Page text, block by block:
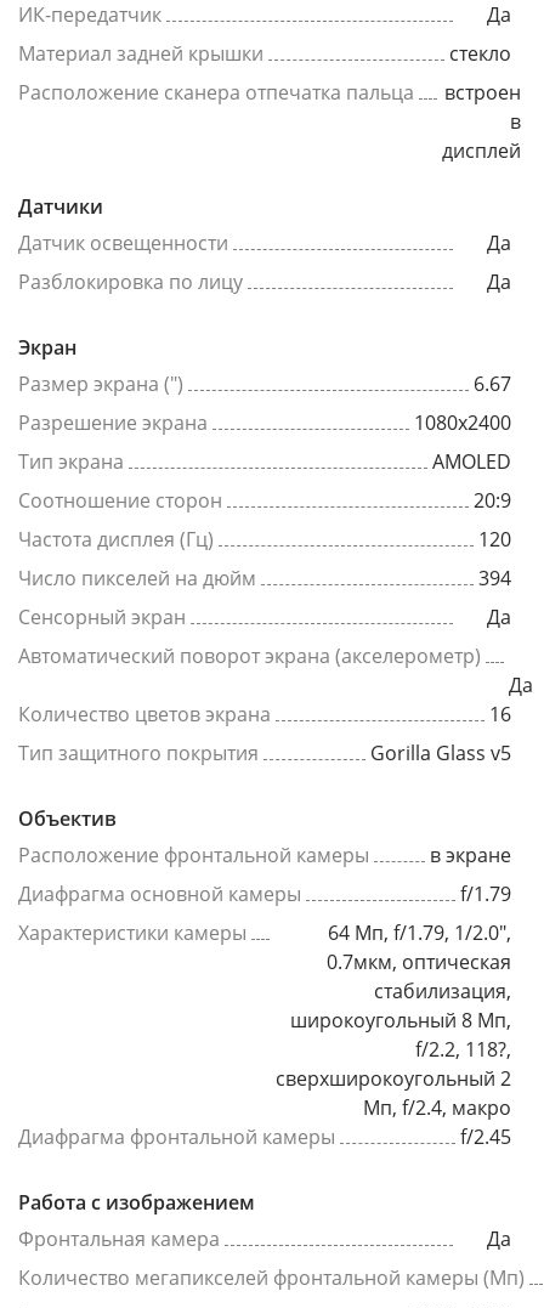
ИК-передатчик
Да
Материал задней крышки
стекло
Расположение сканера отпечатка пальца
встроен
в
дисплей
Датчики
Датчик освещенности
Да
Разблокировка по лицу
Да
Экран
Размер экрана (")
6.67
Разрешение экрана
1080x2400
Тип экрана
AMOLED
Соотношение сторон
20:9
Частота дисплея (Гц)
120
Число пикселей на дюйм
394
Сенсорный экран
Да
Автоматический поворот экрана (акселерометр)
Да
Количество цветов экрана
16
Тип защитного покрытия
Gorilla Glass v5
Объектив
Расположение фронтальной камеры
в экране
Диафрагма основной камеры
f/1.79
Характеристики камеры
64 Мп, f/1.79, 1/2.0",
0.7мкм, оптическая
стабилизация,
широкоугольный 8 Мп,
f/2.2, 118?,
сверхширокоугольный 2
Мп, f/2.4, макро
Диафрагма фронтальной камеры
f/2.45
Работа с изображением
Фронтальная камера
Да
Количество мегапикселей фронтальной камеры (Мп)